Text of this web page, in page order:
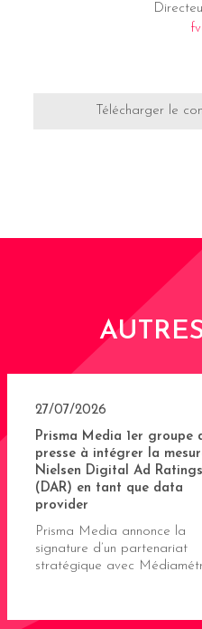
Télécharger le
27/07/2026
Prisma Media 1er groupe
presse à intégrer la
Nielsen Digital Ad Ratings
(DAR) en tant que data
provider
Prisma Media annonce la
signature d’un partenariat
stratégique avec